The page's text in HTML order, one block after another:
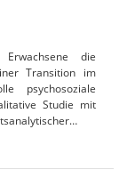
die
Transition im
psychosoziale
Studie mit